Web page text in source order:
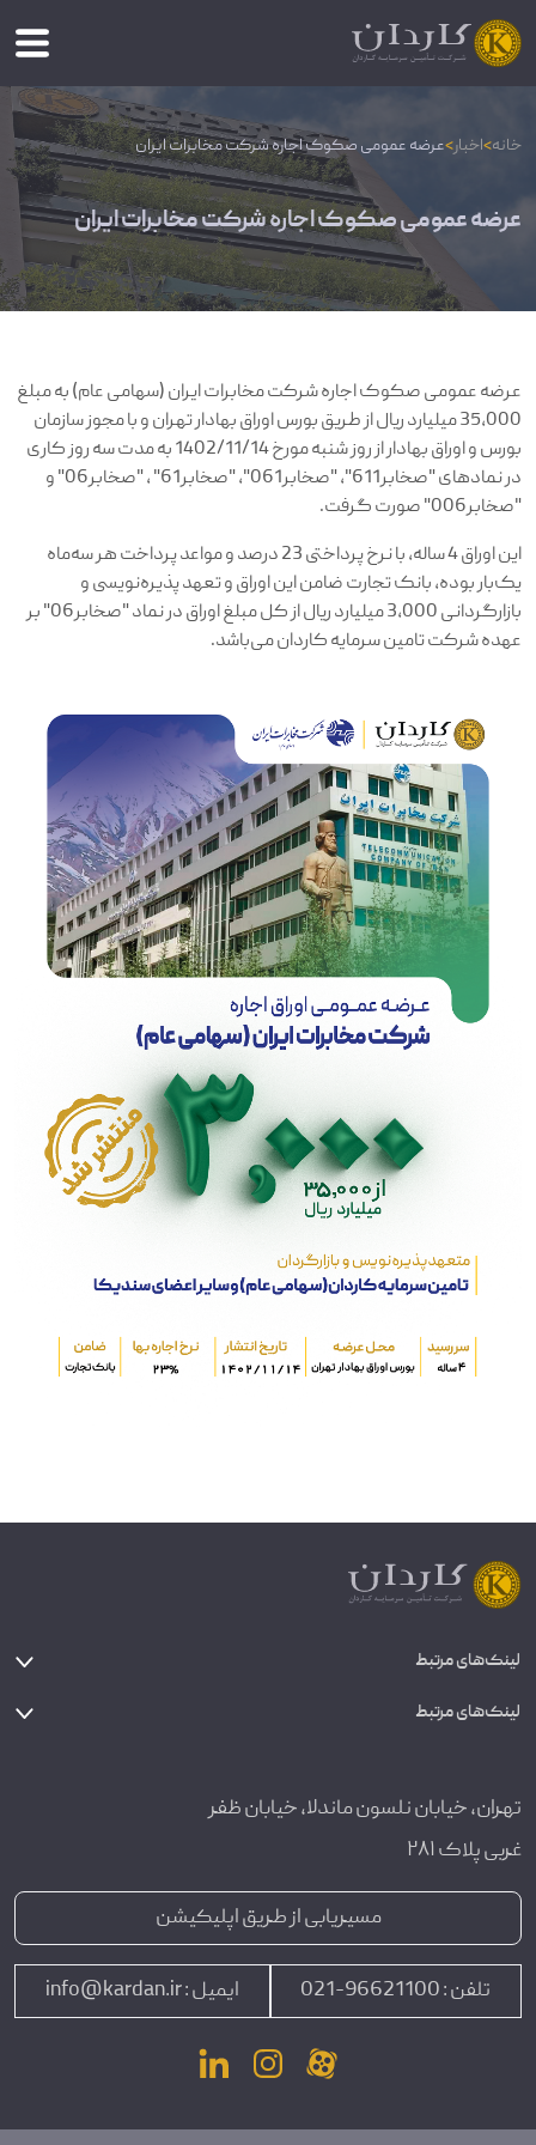
خانه>اخبار>عرضه عمومی صکوک اجاره شرکت مخابرات ایران
عرضه عمومی صکوک اجاره شرکت مخابرات ایران
عرضه عمومی صکوک اجاره شرکت مخابرات ایران (سهامی عام) به مبلغ
35,000 میلیارد ریال از طریق بورس اوراق بهادار تهران و با مجوز سازمان
بورس و اوراق بهادار از روز شنبه مورخ 1402/11/14 به مدت سه روز کاری
در نمادهای "صخابر611"، "صخابر061"، "صخابر61" ، "صخابر06" و
"صخابر006" صورت گرفت.
این اوراق 4 ساله، با نرخ پرداختی 23 درصد و مواعد پرداخت هر سه‌ماه
یک‌بار بوده، بانک تجارت ضامن این اوراق و تعهد پذیره‌نویسی و
بازارگردانی 3,000 میلیارد ریال از کل مبلغ اوراق در نماد "صخابر06" بر
عهده شرکت تامین سرمایه کاردان می‌‏باشد.
لینک‌های مرتبط
لینک‌های مرتبط
تهران، خیابان نلسون ماندلا، خیابان ظفر
غربی پلاک ۲۸۱
مسیریابی از طریق اپلیکیشن
تلفن :96621100-021 ایمیل :info@kardan.ir